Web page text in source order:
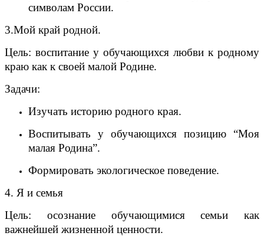
символам России.
3.Мой край родной.
Цель: воспитание у обучающихся любви к родному
краю как к своей малой Родине.
Задачи:
Изучать историю родного края.
Воспитывать у обучающихся позицию “Моя
малая Родина”.
Формировать экологическое поведение.
4. Я и семья
Цель: осознание обучающимися семьи как
важнейшей жизненной ценности.